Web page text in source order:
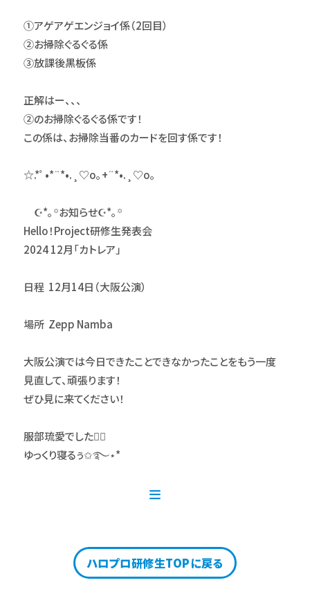
①アゲアゲエンジョイ係（2回目）
②お掃除ぐるぐる係
③放課後黒板係
正解はー、、、
②のお掃除ぐるぐる係です！
この係は、お掃除当番のカードを回す係です！
☆.*ﾟ•*¨*•.¸♡o｡+¨*•.¸♡o｡
☪*｡꙳お知らせ☪*｡꙳
Hello！Project研修生発表会
2024 12月「カトレア」
日程 12月14日（大阪公演）
場所 Zepp Namba
大阪公演では今日できたことできなかったことをもう一度
見直して、頑張ります！
ぜひ見に来てください！
服部琉愛でした♡⃛
ゆっくり寝るぅ✩࿐⋆*
ハロプロ研修生TOPに戻る